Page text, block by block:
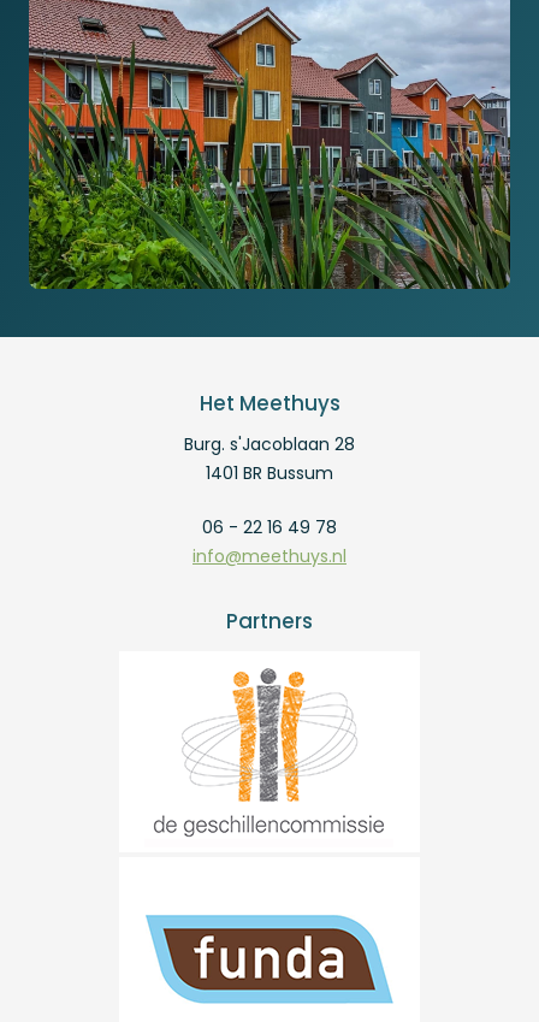
Het Meethuys
Burg. s'Jacoblaan 28
1401 BR Bussum
06 - 22 16 49 78
info@meethuys.nl
Partners